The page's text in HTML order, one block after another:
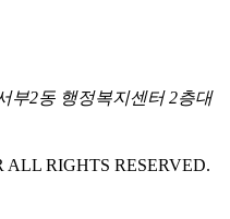
부2동 행정복지센터 2층대
RIGHTS RESERVED.